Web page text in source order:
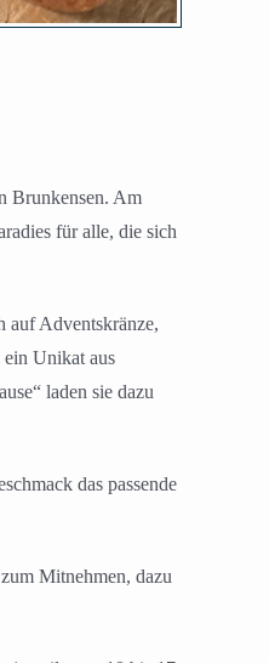
Brunkensen. Am
für alle, die sich
auf Adventskränze,
ein Unikat aus
laden sie dazu
das passende
Mitnehmen, dazu